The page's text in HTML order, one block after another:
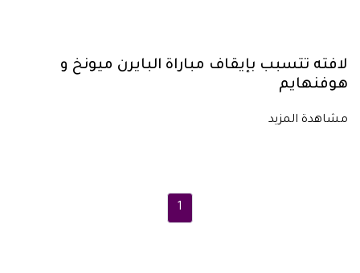
لافته تتسبب بإيقاف مباراة البايرن ميونخ و
هوفنهايم
مشاهدة المزيد
1